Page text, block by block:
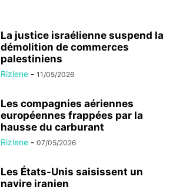
La justice israélienne suspend la
démolition de commerces
palestiniens
Rizlene - 11/05/2026
Les compagnies aériennes
européennes frappées par la
hausse du carburant
Rizlene - 07/05/2026
Les États-Unis saisissent un
navire iranien